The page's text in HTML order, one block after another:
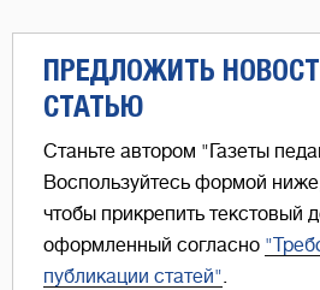
ПРЕДЛОЖИТЬ
СТАТЬЮ
Станьте автором "Газеты
Воспользуйтесь формой
чтобы прикрепить текстовый
оформленный согласно
публикации статей".